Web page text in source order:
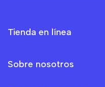
Tienda en línea
Sobre nosotros